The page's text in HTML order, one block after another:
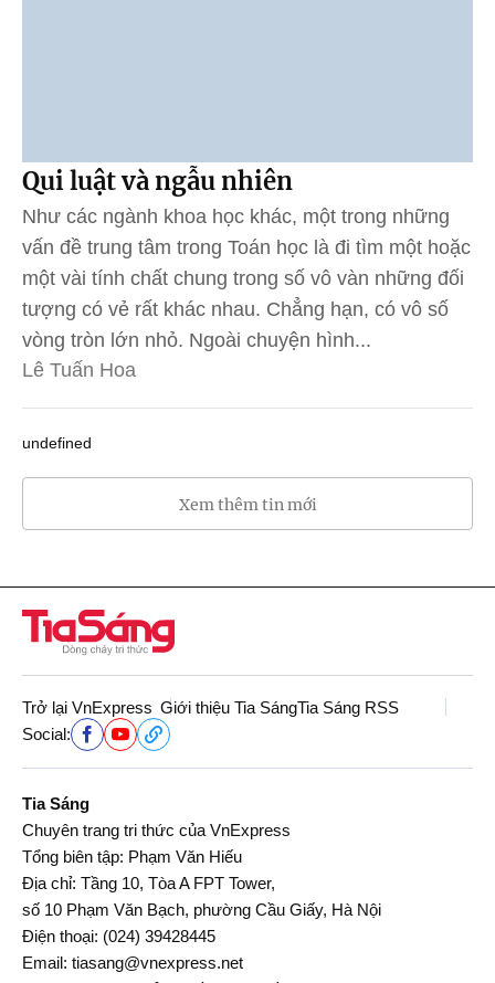
Qui luật và ngẫu nhiên
Như các ngành khoa học khác, một trong những
vấn đề trung tâm trong Toán học là đi tìm một hoặc
một vài tính chất chung trong số vô vàn những đối
tượng có vẻ rất khác nhau. Chẳng hạn, có vô số
vòng tròn lớn nhỏ. Ngoài chuyện hình...
Lê Tuấn Hoa
undefined
Xem thêm tin mới
Trở lại VnExpress Giới thiệu Tia SángTia Sáng RSS
Social:
Tia Sáng
Chuyên trang tri thức của VnExpress
Tổng biên tập: Phạm Văn Hiếu
Địa chỉ: Tầng 10, Tòa A FPT Tower,
số 10 Phạm Văn Bạch, phường Cầu Giấy, Hà Nội
Điện thoại: (024) 39428445
Email: tiasang@vnexpress.net